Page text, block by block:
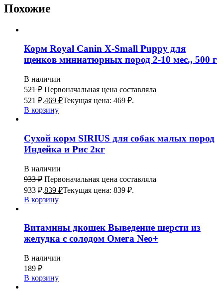
Похожие
Корм Royal Canin X-Small Puppy для
щенков миниатюрных пород 2-10 мес., 500 г
В наличии
521₽ Первоначальная цена составляла
521 ₽.469 ₽Текущая цена: 469 ₽.
В корзину
Сухой корм SIRIUS для собак малых пород
Индейка и Рис 2кг
В наличии
933₽ Первоначальная цена составляла
933 ₽.839 ₽Текущая цена: 839 ₽.
В корзину
Витамины дкошек Выведение шерсти из
желудка с солодом Омега Neo+
В наличии
189 ₽
В корзину